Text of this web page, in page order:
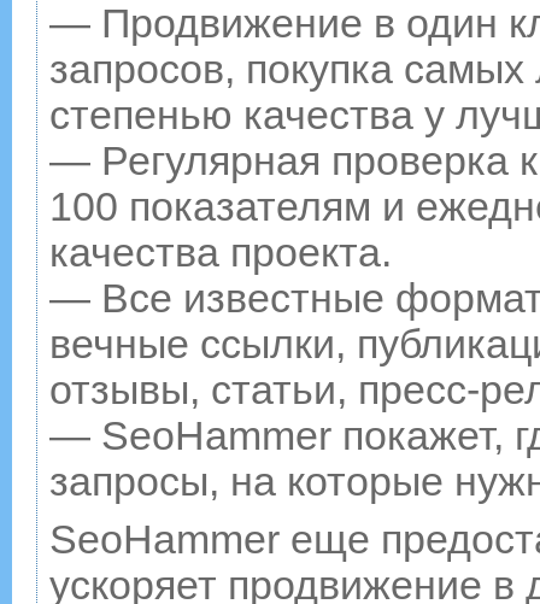
— Продвижение в один
запросов, покупка
степенью качества у
— Регулярная проверка
100 показателям и
качества проекта.
— Все известные
вечные ссылки,
отзывы, статьи, пресс-
— SeoHammer покажет,
запросы, на которые
SeoHammer еще
ускоряет продвижение в